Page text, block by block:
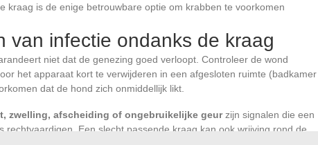
kraag is de enige betrouwbare optie om krabben te voorkomen
van infectie ondanks de kraag
niet dat de genezing goed verloopt. Controleer de wond
het apparaat kort te verwijderen in een afgesloten ruimte (badkamer
dat de hond zich onmiddellijk likt.
zwelling, afscheiding of ongebruikelijke geurzijn signalen die een
rechtvaardigen. Een slecht passende kraag kan ook wrijving rond de